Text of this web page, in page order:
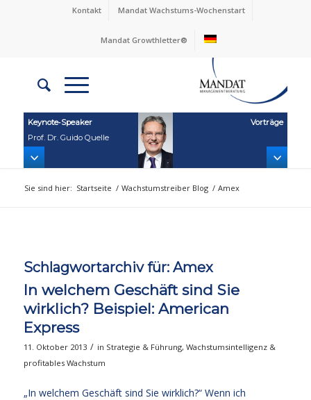
Kontakt Mandat Wachstums-Wochenstart
Mandat Growthletter®
Keynote‑Speaker
Prof. Dr. Guido Quelle
Vorträge
Sie sind hier: Startseite / Wachstumstreiber Blog / Amex
Schlagwortarchiv für: Amex
In welchem Geschäft sind Sie
wirklich? Beispiel: American
Express
11. Oktober 2013 / in Strategie & Führung, Wachstumsintelligenz &
profitables Wachstum
„In welchem Geschäft sind Sie wirklich?“ Wenn ich